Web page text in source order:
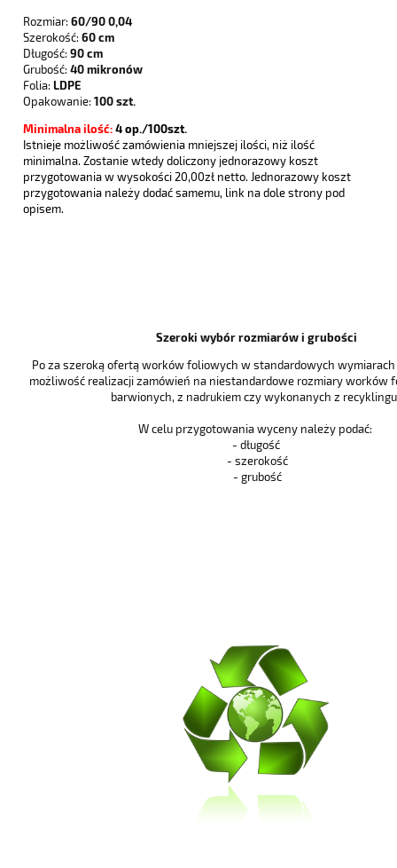
Rozmiar: 60/90 0,04
Szerokość: 60 cm
Długość: 90 cm
Grubość: 40 mikronów
Folia: LDPE
Opakowanie: 100 szt.
Minimalna ilość: 4 op./100szt.
Istnieje możliwość zamówienia mniejszej ilości, niż ilość
minimalna. Zostanie wtedy doliczony jednorazowy koszt
przygotowania w wysokości 20,00zł netto. Jednorazowy koszt
przygotowania należy dodać samemu, link na dole strony pod
opisem.
Szeroki wybór rozmiarów i grubości
Po za szeroką ofertą worków foliowych w standardowych
możliwość realizacji zamówień na niestandardowe rozmiary worków
barwionych, z nadrukiem czy wykonanych z
W celu przygotowania wyceny należy podać:
- długość
- szerokość
- grubość